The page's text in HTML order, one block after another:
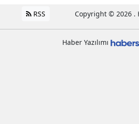
RSS Copyright © 2026 .
Haber Yazılımı